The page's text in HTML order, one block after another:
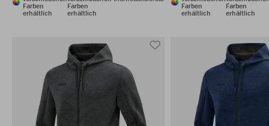
Farben
erhältlich
Farben
erhältlich
Farben
erhältlich
Farben
erhältlich